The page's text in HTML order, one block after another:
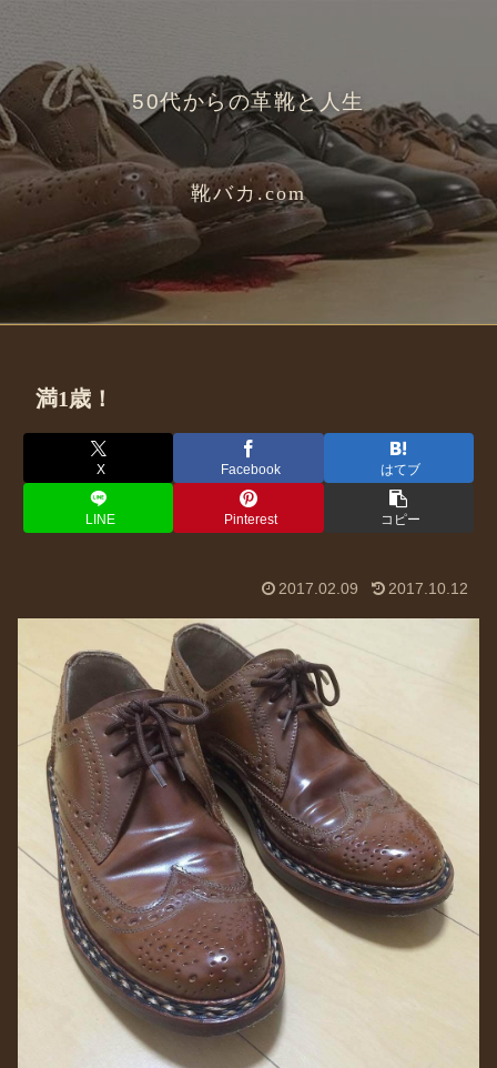
50代からの革靴と人生
靴バカ.com
満1歳！
X Facebook はてブ
LINE Pinterest コピー
2017.02.09 2017.10.12